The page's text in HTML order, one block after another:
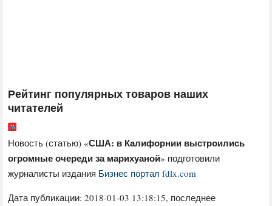
Рейтинг популярных товаров наших
читателей
Новость (статью) «США: в Калифорнии выстроились
огромные очереди за марихуаной» подготовили
журналисты издания Бизнес портал fdlx.com
Дата публикации:2018-01-03 13:18:15, последнее